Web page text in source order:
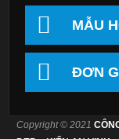
MẪU
ĐƠN
Copyright © 2021